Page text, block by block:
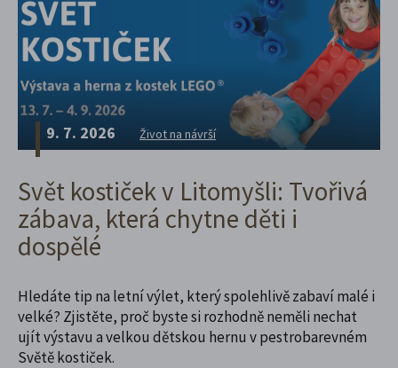
9. 7. 2026 Život na návrší
Svět kostiček v Litomyšli: Tvořivá
zábava, která chytne děti i
dospělé
Hledáte tip na letní výlet, který spolehlivě zabaví malé i
velké? Zjistěte, proč byste si rozhodně neměli nechat
ujít výstavu a velkou dětskou hernu v pestrobarevném
Světě kostiček.